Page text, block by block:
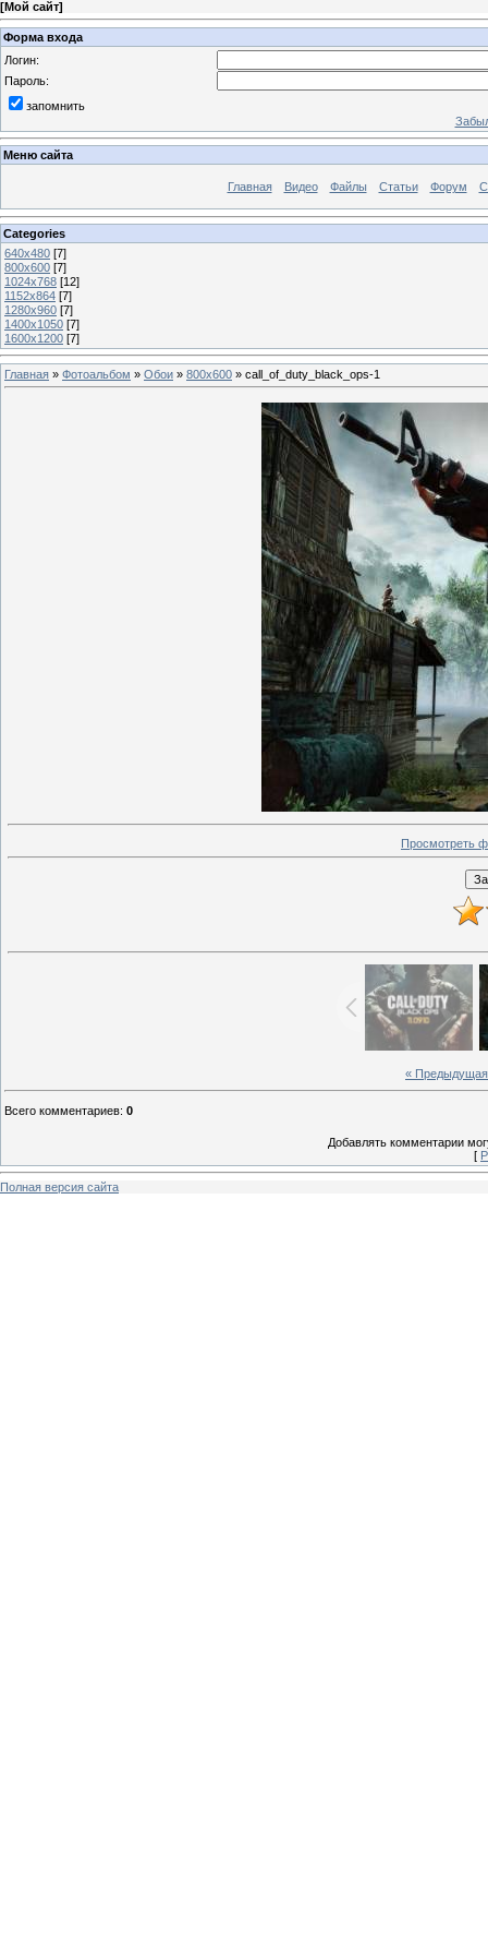
[Мой сайт]
Форма входа
Логин:
Пароль:
запомнить
Меню сайта
Главная Видео Файлы Статьи Форум
Categories
640x480 [7]
800x600 [7]
1024x768 [12]
1152x864 [7]
1280x960 [7]
1400x1050 [7]
1600x1200 [7]
Главная » Фотоальбом » Обои » 800x600 » call_of_duty_black_ops-1
Просмотреть
« Предыдущая
Всего комментариев: 0
Добавлять комментарии
[
Полная версия сайта